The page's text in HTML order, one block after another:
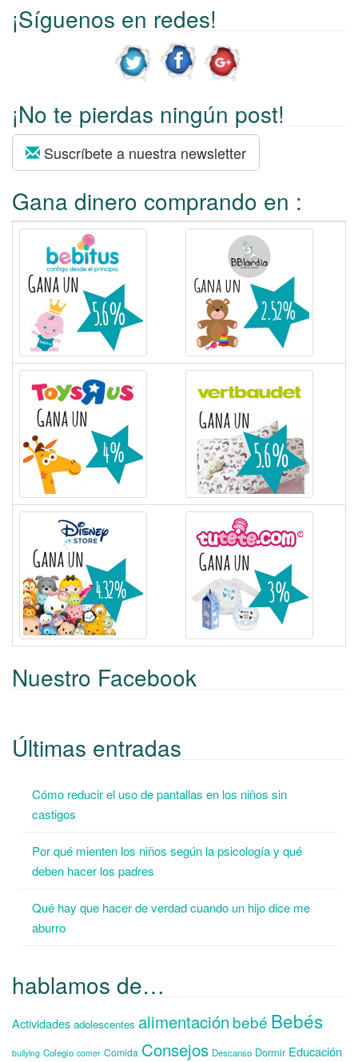
c
o
r
¡Síguenos en redes!
¡No te pierdas ningún post!
Suscríbete a nuestra newsletter
Gana dinero comprando en :
Nuestro Facebook
Últimas entradas
Cómo reducir el uso de pantallas en los niños sin
castigos
Por qué mienten los niños según la psicología y qué
deben hacer los padres
Qué hay que hacer de verdad cuando un hijo dice me
aburro
hablamos de…
Actividades adolescentes alimentación bebé Bebés
bullying Colegio comer Comida Consejos Descanso Dormir Educación